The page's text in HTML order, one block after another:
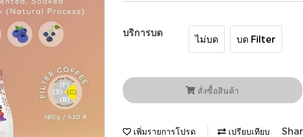
บริการบด
ไม่บด บด Filter
สั่งซื้อสินค้า
เพิ่มรายการโปรด เปรียบเทียบ